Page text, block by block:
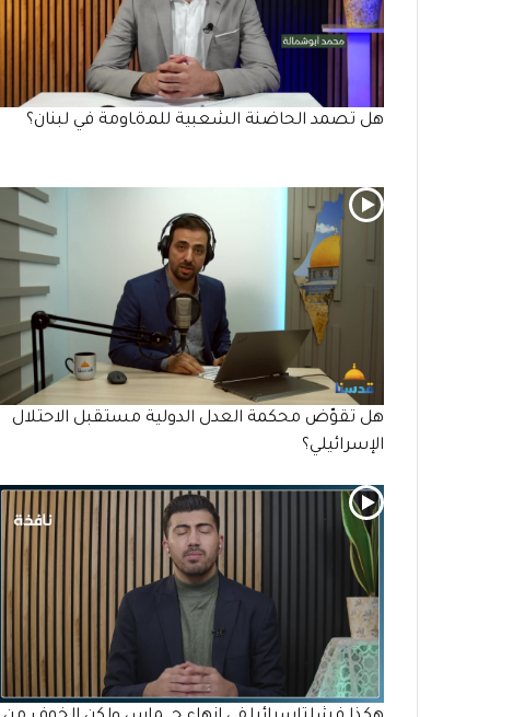
هل تصمد الحاضنة الشعبية للمـöـاومة في لبنان؟
هل تقوّض محكمة العدل الدولية مستقبل الاحتلال
الإسرائيلي؟